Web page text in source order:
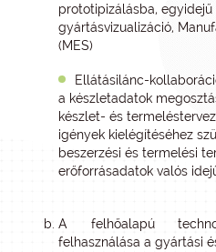
prototipizálásba, egyidejű
gyártásvizualizáció,
(MES)
Ellátásilánc-
a készletadatok
készlet- és
igények kielégítéséhez
beszerzési és termelési
erőforrásadatok valós
A felhőalapú
felhasználása a gyártási